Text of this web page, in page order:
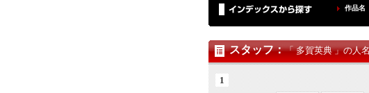
作品名
スタッフ：「 多賀英典 」の人
1